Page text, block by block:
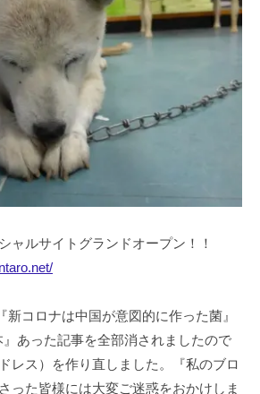
ャルサイトグランドオープン！！
新コロナは中国が意図的に作った菌』
』あった記事を全部消されましたので
レス）を作り直しました。『私のブロ
った皆様には大変ご迷惑をおかけしま